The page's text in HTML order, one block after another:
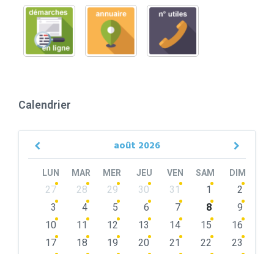
Calendrier
août 2026
Previous
LUN MAR MER JEU VEN SAM DIM
Skip
calendar
27 28 29 30 31 1
2
3
4 5 6 7 8
9
10
11 12 13 14 15
16
17
18 19 20 21 22
23